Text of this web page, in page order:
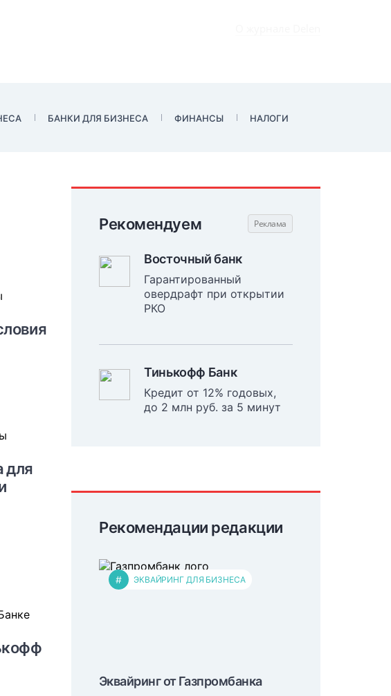
БАНКИ ДЛЯ БИЗНЕСА ФИНАНСЫ НАЛОГИ
для
Рекомендуем
Восточный банк
Гарантированный
овердрафт при открытии
РКО
Тинькофф Банк
Кредит от 12% годовых,
до 2 млн руб. за 5 минут
Рекомендации редакции
# ЭКВАЙРИНГ ДЛЯ БИЗНЕСА
Эквайринг от Газпромбанка